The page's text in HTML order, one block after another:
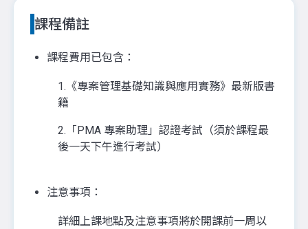
課程備註
課程費用已包含：
1.《專案管理基礎知識與應用實務》最新版書
籍
2.「PMA 專案助理」認證考試（須於課程最
後一天下午進行考試）
注意事項：
詳細上課地點及注意事項將於開課前一周以